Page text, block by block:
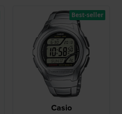
Casio
Best-seller